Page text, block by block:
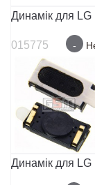
Динамік для
015775 -
Динамік для